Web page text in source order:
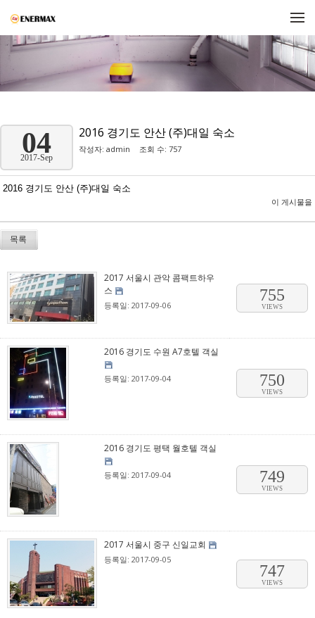
04
2017-Sep
2016 경기도 안산 (주)대일 숙소
작성자: admin 조회 수: 757
2016 경기도 안산 (주)대일 숙소
이 게시물을
목록
2017 서울시 관악 콤팩트하우
스
등록일: 2017-09-06
755
VIEWS
2016 경기도 수원 A7호텔 객실
등록일: 2017-09-04 750
VIEWS
2016 경기도 평택 월호텔 객실
등록일: 2017-09-04 749
VIEWS
2017 서울시 중구 신일교회
등록일: 2017-09-05
747
VIEWS